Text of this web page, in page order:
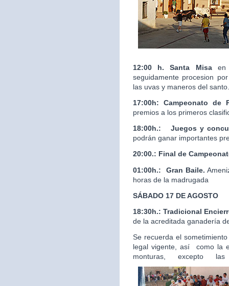
12:00 h. Santa Misaen
seguidamente procesion
las uvas y maneros del santo.
17:00h: Campeonato de
premios a los primeros
18:00h.:
Juegos y
podrán ganar importantes
20:00.: Final de
01:00h.: Gran Baile.
horas de la madrugada
SÁBADO 17 DE AGOSTO
18:30h.: Tradicional
de la acreditada ganadería
Se recuerda el
legal vigente, así como la
monturas, excepto